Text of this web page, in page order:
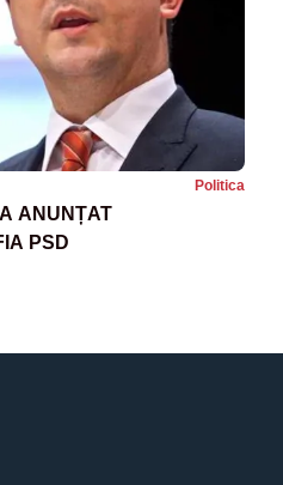
Politica
ANUNȚAT
PSD